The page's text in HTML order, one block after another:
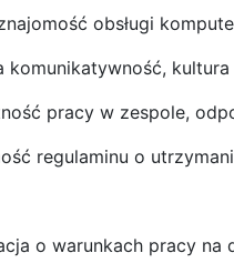
obsługi
komunikatywność,
pracy w zespole,
regulaminu o
o warunkach pracy na